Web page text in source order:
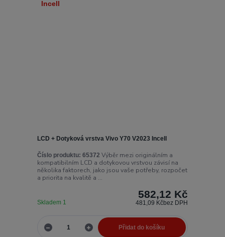
LCD + Dotyková vrstva Vivo Y70 V2023 Incell
Číslo produktu: 65372 Výběr mezi originálním a
kompatibilním LCD a dotykovou vrstvou závisí na
několika faktorech, jako jsou vaše potřeby, rozpočet
a priorita na kvalitě a ...
582,12 Kč
481,09 Kčbez DPH
Skladem 1
Přidat do košíku